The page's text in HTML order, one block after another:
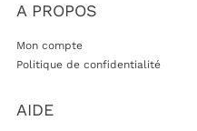
A PROPOS
Mon compte
Politique de confidentialité
AIDE